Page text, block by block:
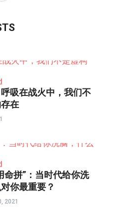
吸在战火中，我们不
在
命拼”：当时代给你洗
你最重要？
2021